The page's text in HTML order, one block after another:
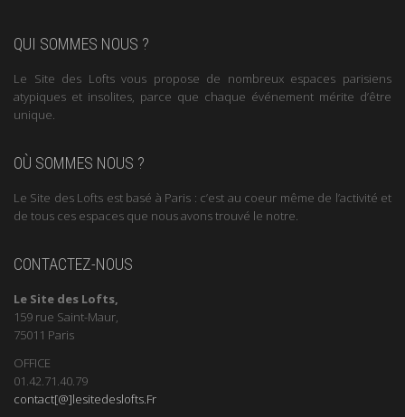
QUI SOMMES NOUS ?
Le Site des Lofts vous propose de nombreux espaces parisiens
atypiques et insolites, parce que chaque événement mérite d’être
unique.
OÙ SOMMES NOUS ?
Le Site des Lofts est basé à Paris : c’est au coeur même de l’activité et
de tous ces espaces que nous avons trouvé le notre.
CONTACTEZ-NOUS
Le Site des Lofts,
159 rue Saint-Maur,
75011 Paris
OFFICE
01.42.71.40.79
contact[@]lesitedeslofts.Fr